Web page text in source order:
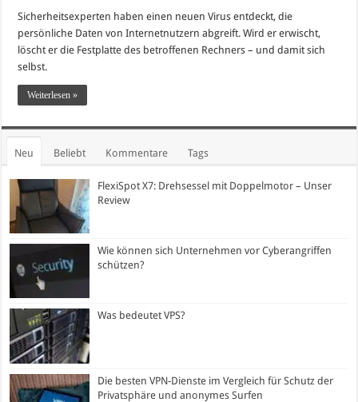
Sicherheitsexperten haben einen neuen Virus entdeckt, die
persönliche Daten von Internetnutzern abgreift. Wird er erwischt,
löscht er die Festplatte des betroffenen Rechners – und damit sich
selbst.
Weiterlesen »
Neu Beliebt Kommentare Tags
FlexiSpot X7: Drehsessel mit Doppelmotor – Unser
Review
Wie können sich Unternehmen vor Cyberangriffen
schützen?
Was bedeutet VPS?
Die besten VPN-Dienste im Vergleich für Schutz der
Privatsphäre und anonymes Surfen